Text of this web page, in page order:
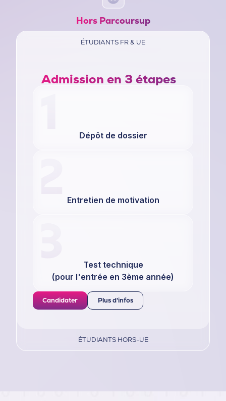
Hors Parcoursup
ÉTUDIANTS FR & UE
ÉTUDIANTS HORS-UE
Admission en 3 étapes
Dépôt de dossier
Entretien de motivation
Test technique
(pour l'entrée en 3ème année)
Candidater Plus d'infos